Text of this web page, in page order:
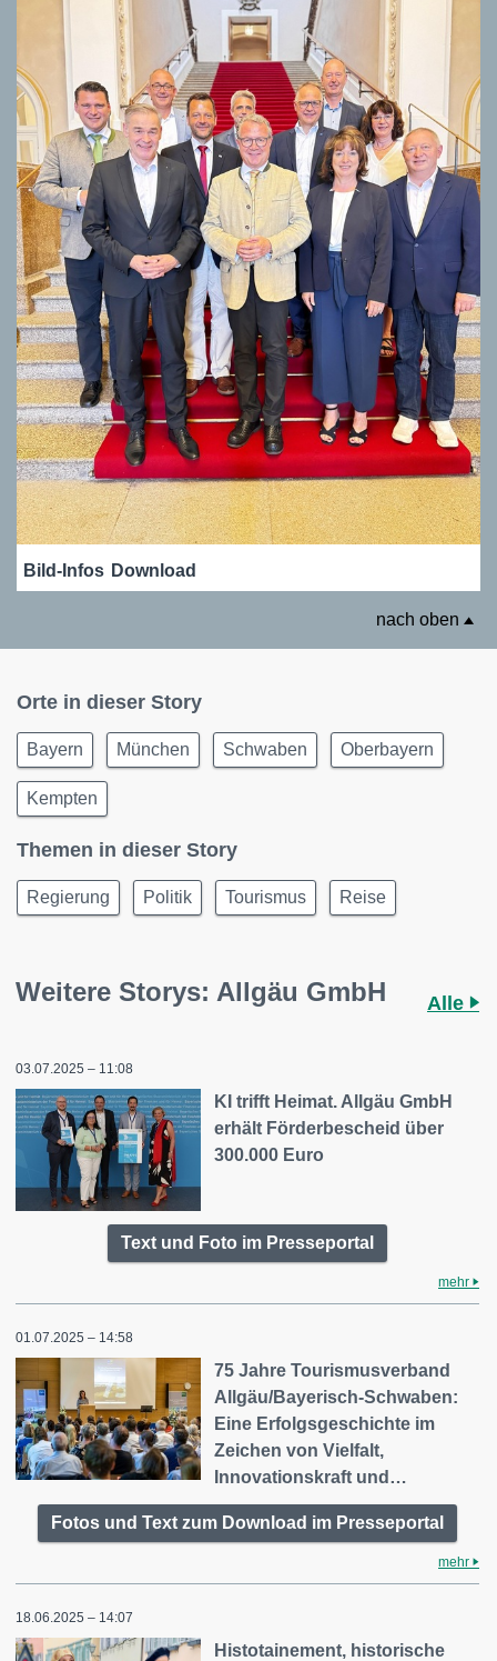
Bild-Infos Download
nach oben
Orte in dieser Story
Bayern München Schwaben Oberbayern
Kempten
Themen in dieser Story
Regierung Politik Tourismus Reise
Weitere Storys: Allgäu GmbH Alle
03.07.2025 – 11:08
KI trifft Heimat. Allgäu GmbH
erhält Förderbescheid über
300.000 Euro
Text und Foto im Presseportal
mehr
01.07.2025 – 14:58
75 Jahre Tourismusverband
Allgäu/Bayerisch-Schwaben:
Eine Erfolgsgeschichte im
Zeichen von Vielfalt,
Innovationskraft und…
Fotos und Text zum Download im Presseportal
mehr
18.06.2025 – 14:07
Histotainement, historische